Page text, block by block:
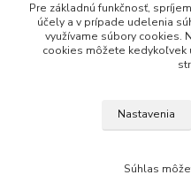
0948 484 313
Po-Pia 7:30-16:00 hod
Vytvorené na
Pre základnú funkčnosť,
účely a v prípade udelenia
využívame súbory cookies.
cookies môžete kedykoľvek
Nastavenia
Súhlas